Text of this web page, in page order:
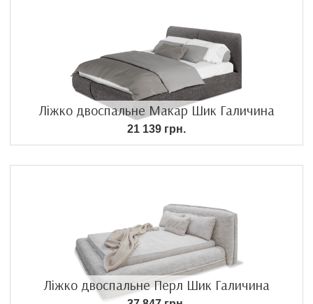
Ліжко двоспальне Макар Шик Галичина
21 139 грн.
Ліжко двоспальне Перл Шик Галичина